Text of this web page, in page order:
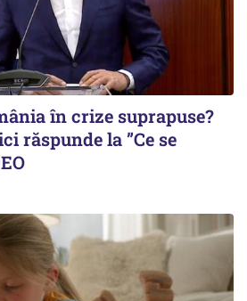
în crize suprapuse?
răspunde la ”Ce se